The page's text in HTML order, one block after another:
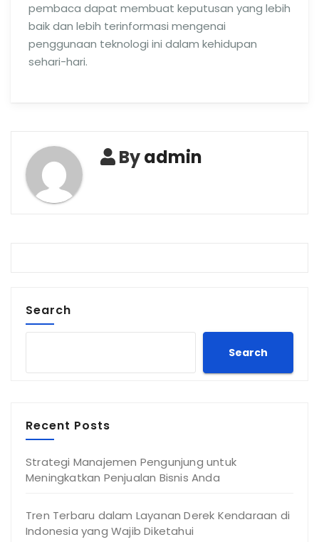
pembaca dapat membuat keputusan yang lebih
baik dan lebih terinformasi mengenai
penggunaan teknologi ini dalam kehidupan
sehari-hari.
Byadmin
Search
Search
Recent Posts
Strategi Manajemen Pengunjung untuk
Meningkatkan Penjualan Bisnis Anda
Tren Terbaru dalam Layanan Derek Kendaraan di
Indonesia yang Wajib Diketahui